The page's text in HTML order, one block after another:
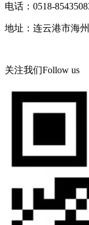
电话：0518-
地址：连云港市海
关注我们Follow us